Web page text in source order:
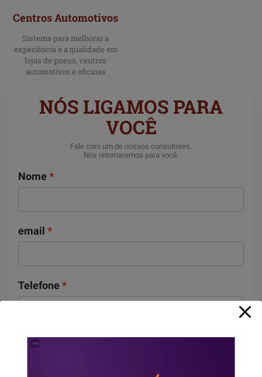
Centros Automotivos
Sistema para melhorar a
experiência e a qualidade em
lojas de pneus, centros
automotivos e oficinas
NÓS LIGAMOS PARA
VOCÊ
Fale com um de nossos consultores.
Nós retornaremos para você.
Nome
email
Telefone